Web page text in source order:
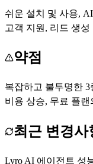
쉬운 설치 및 사용,
고객 지원, 리드 생성
약점
복잡하고 불투명한
비용 상승, 무료 플
최근 변경사
Lyro AI 에이전트 성